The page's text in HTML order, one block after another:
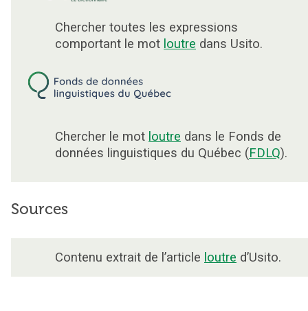
Chercher toutes les expressions
comportant le mot loutre dans Usito.
Chercher le mot loutre dans le Fonds de
données linguistiques du Québec (FDLQ).
Sources
Contenu extrait de l’article loutre d’Usito.